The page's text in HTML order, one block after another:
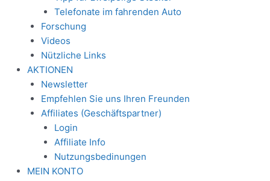
Telefonate im fahrenden Auto
Forschung
Videos
Nützliche Links
AKTIONEN
Newsletter
Empfehlen Sie uns Ihren Freunden
Affiliates (Geschäftspartner)
Login
Affiliate Info
Nutzungsbedinungen
MEIN KONTO